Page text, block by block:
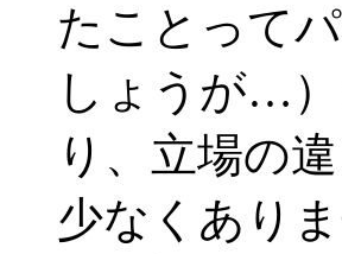
たことって
しょうが…
り、立場の
少なくあり